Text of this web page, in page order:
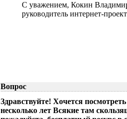
С уважением, Кокин
руководитель интернет-
Вопрос
Здравствуйте! Хочется
несколько лет Всякие там